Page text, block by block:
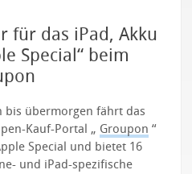
für das iPad, Akku
Special“ beim
bis übermorgen fährt das
Kauf-Portal „ Groupon “
Special und bietet 16
und iPad-spezifische